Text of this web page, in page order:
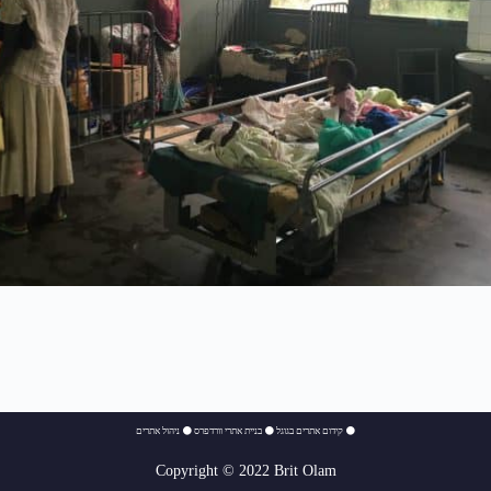
⚫ קידום אתרים בגוגל ⚫ בניית אתרי וורדפרס ⚫ ניהול אתרים
Copyright © 2022 Brit Olam